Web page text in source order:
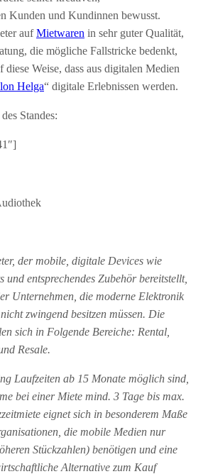
Kunden und Kundinnen bewusst.
aufMietwaren in sehr guter Qualität,
die mögliche Fallstricke bedenkt,
diese Weise, dass aus digitalen Medien
Helga“ digitale Erlebnissen werden.
Standes:
der mobile, digitale Devices wie
und entsprechendes Zubehör bereitstellt,
Unternehmen, die moderne Elektronik
zwingend besitzen müssen. Die
sich in Folgende Bereiche: Rental,
Resale.
Laufzeiten ab 15 Monate möglich sind,
bei einer Miete mind. 3 Tage bis max.
eignet sich in besonderem Maße
die mobile Medien nur
Stückzahlen) benötigen und eine
Alternative zum Kauf